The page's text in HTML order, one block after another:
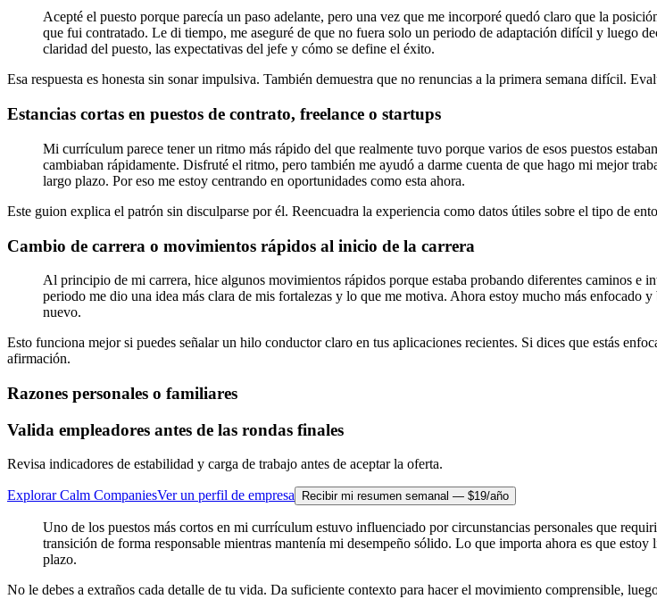
Acepté el puesto porque parecía un paso adelante, pero una vez que me incorporé quedó claro que la
que fui contratado. Le di tiempo, me aseguré de que no fuera solo un periodo de adaptación difícil y luego
claridad del puesto, las expectativas del jefe y cómo se define el éxito.
Esa respuesta es honesta sin sonar impulsiva. También demuestra que no renuncias a la primera semana difícil.
Estancias cortas en puestos de contrato, freelance o startups
Mi currículum parece tener un ritmo más rápido del que realmente tuvo porque varios de esos puestos
cambiaban rápidamente. Disfruté el ritmo, pero también me ayudó a darme cuenta de que hago mi mejor
largo plazo. Por eso me estoy centrando en oportunidades como esta ahora.
Este guion explica el patrón sin disculparse por él. Reencuadra la experiencia como datos útiles sobre el tipo de
Cambio de carrera o movimientos rápidos al inicio de la carrera
Al principio de mi carrera, hice algunos movimientos rápidos porque estaba probando diferentes caminos e
periodo me dio una idea más clara de mis fortalezas y lo que me motiva. Ahora estoy mucho más enfocado
nuevo.
Esto funciona mejor si puedes señalar un hilo conductor claro en tus aplicaciones recientes. Si dices que estás
afirmación.
Razones personales o familiares
Valida empleadores antes de las rondas finales
Revisa indicadores de estabilidad y carga de trabajo antes de aceptar la oferta.
Explorar Calm CompaniesVer un perfil de empresa Recibir mi resumen semanal — $19/año
Uno de los puestos más cortos en mi currículum estuvo influenciado por circunstancias personales que
transición de forma responsable mientras mantenía mi desempeño sólido. Lo que importa ahora es que
plazo.
No le debes a extraños cada detalle de tu vida. Da suficiente contexto para hacer el movimiento comprensible,